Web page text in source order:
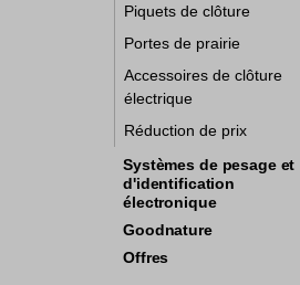
Piquets de clôture
Portes de prairie
Accessoires de clôture
électrique
Réduction de prix
Systèmes de pesage et
d'identification
électronique
Goodnature
Offres